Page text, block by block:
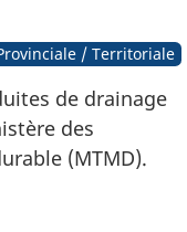
/ Territoriale
de drainage
des
(MTMD).